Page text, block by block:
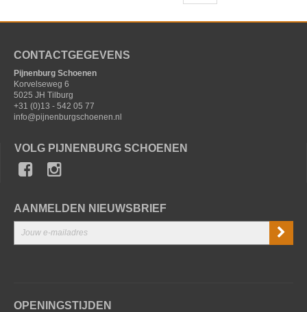
CONTACTGEGEVENS
Pijnenburg Schoenen
Korvelseweg 6
5025 JH Tilburg
+31 (0)13 - 542 05 77
info@pijnenburgschoenen.nl
VOLG PIJNENBURG SCHOENEN
AANMELDEN NIEUWSBRIEF
OPENINGSTIJDEN